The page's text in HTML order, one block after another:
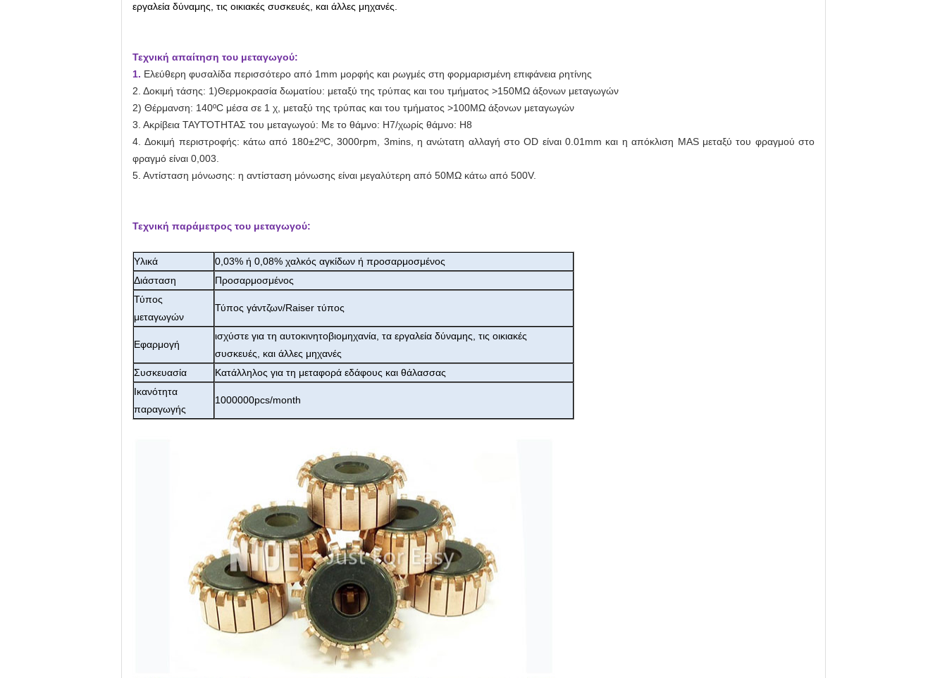
εργαλεία δύναμης, τις οικιακές συσκευές, και άλλες μηχανές.
Τεχνική απαίτηση του μεταγωγού:
1. Ελεύθερη φυσαλίδα περισσότερο από 1mm μορφής και ρωγμές στη φορμαρισμένη επιφάνεια ρητίνης
2. Δοκιμή τάσης: 1)Θερμοκρασία δωματίου: μεταξύ της τρύπας και του τμήματος >150MΩ άξονων μεταγωγών
2) Θέρμανση: 140ºC μέσα σε 1 χ, μεταξύ της τρύπας και του τμήματος >100MΩ άξονων μεταγωγών
3. Ακρίβεια ΤΑΥΤΌΤΗΤΑΣ του μεταγωγού: Με το θάμνο: H7/χωρίς θάμνο: H8
4. Δοκιμή περιστροφής: κάτω από 180±2ºC, 3000rpm, 3mins, η ανώτατη αλλαγή στο OD είναι 0.01mm και η απόκλιση MAS μεταξύ του φραγμού στο
φραγμό είναι 0,003.
5. Αντίσταση μόνωσης: η αντίσταση μόνωσης είναι μεγαλύτερη από 50MΩ κάτω από 500V.
Τεχνική παράμετρος του μεταγωγού:
Υλικά
0,03% ή 0,08% χαλκός αγκίδων ή προσαρμοσμένος
Διάσταση
Προσαρμοσμένος
Τύπος
μεταγωγών
Τύπος γάντζων/Raiser τύπος
Εφαρμογή
ισχύστε για τη αυτοκινητοβιομηχανία, τα εργαλεία δύναμης, τις οικιακές
συσκευές, και άλλες μηχανές
Συσκευασία
Κατάλληλος για τη μεταφορά εδάφους και θάλασσας
Ικανότητα
παραγωγής
1000000pcs/month